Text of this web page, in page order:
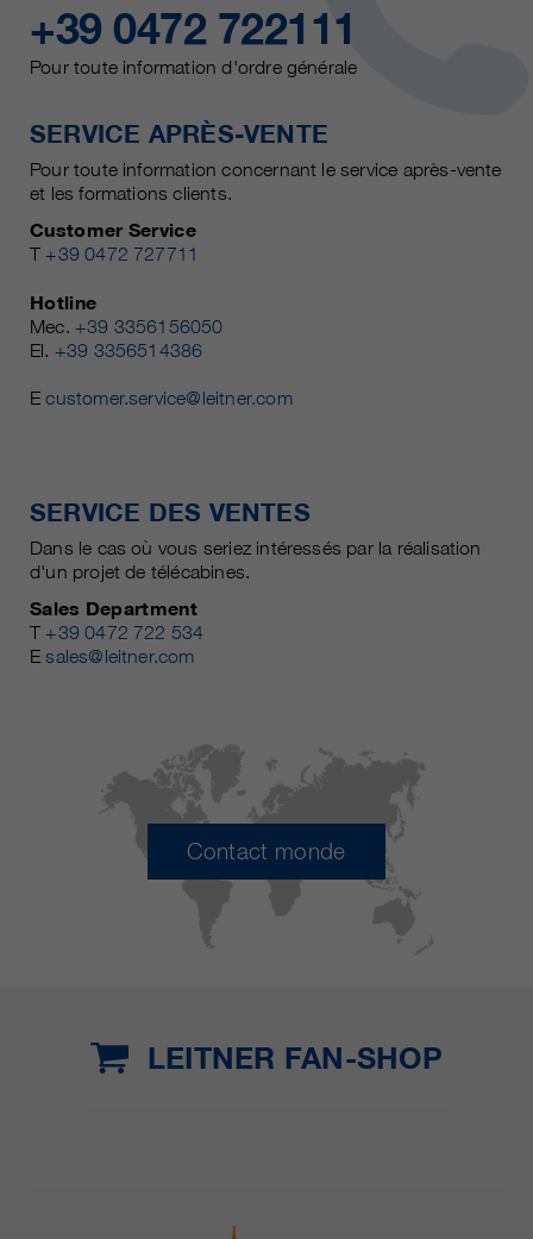
+39 0472 722111
Pour toute information d'ordre générale
SERVICE APRÈS-VENTE
Pour toute information concernant le service après-vente
et les formations clients.
Customer Service
T +39 0472 727711
Hotline
Mec. +39 3356156050
El. +39 3356514386
Ecustomer.service@leitner.com
SERVICE DES VENTES
Dans le cas où vous seriez intéressés par la réalisation
d'un projet de télécabines.
Sales Department
T +39 0472 722 534
Esales@leitner.com
Contact monde
LEITNER FAN-SHOP